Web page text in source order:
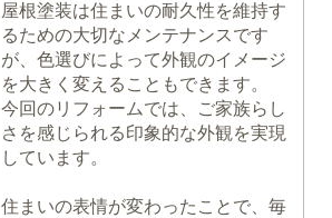
屋根塗装は住まいの耐久性を維持す
るための大切なメンテナンスです
が、色選びによって外観のイメージ
を大きく変えることもできます。
今回のリフォームでは、ご家族らし
さを感じられる印象的な外観を実現
しています。
住まいの表情が変わったことで、毎